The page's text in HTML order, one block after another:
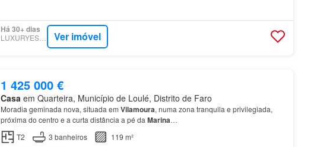
Há 30+ dias
LUXURYESTATE Ver imóvel
1 425 000 €
Casaem Quarteira, Município de Loulé, Distrito de Faro
Moradia geminada nova, situada em Vilamoura, numa zona tranquila e privilegiada,
próxima do centro e a curta distância a pé da Marina…
T2
3 banheiros
119 m²